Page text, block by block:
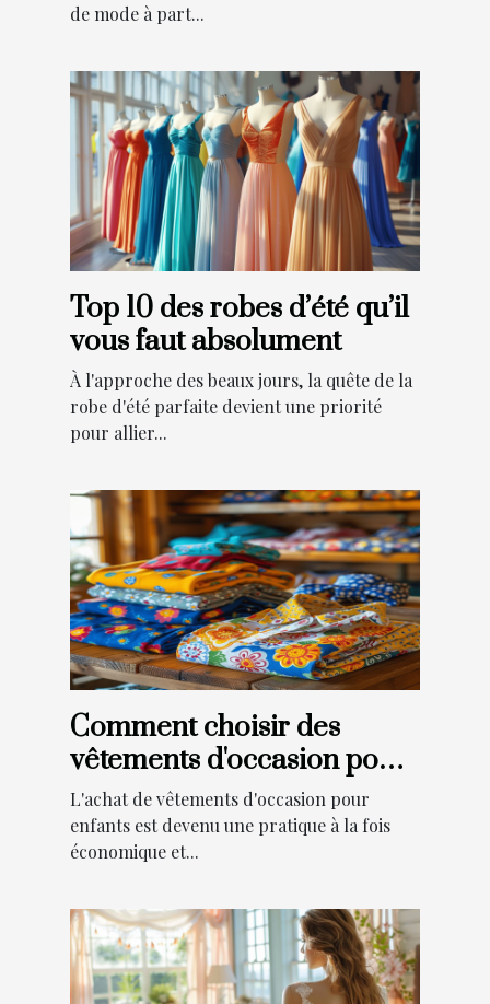
de mode à part...
Top 10 des robes d’été qu’il
vous faut absolument
À l'approche des beaux jours, la quête de la
robe d'été parfaite devient une priorité
pour allier...
Comment choisir des
vêtements d'occasion pour
enfants en ligne
L'achat de vêtements d'occasion pour
enfants est devenu une pratique à la fois
économique et...